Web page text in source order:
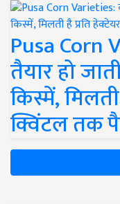
Pusa
तैयार हो
किस्में,
क्विंटल तक